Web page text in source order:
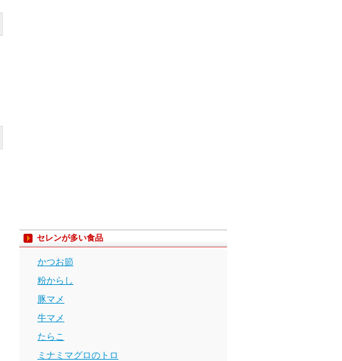
セレンが多い食品
かつお節
粉からし
豚マメ
牛マメ
たらこ
ミナミマグロのトロ